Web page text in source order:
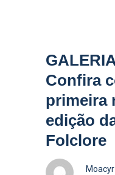
Confira
primeira
edição
Folclore